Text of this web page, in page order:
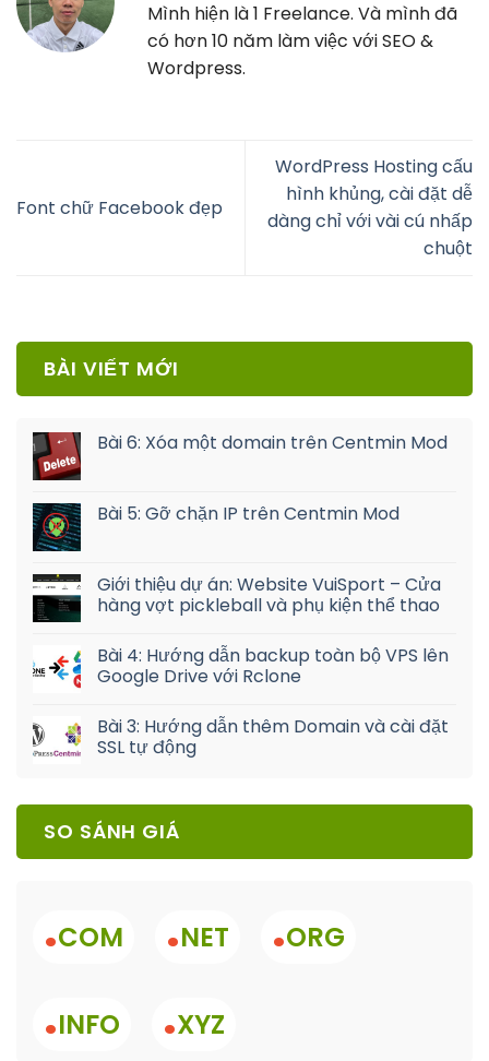
Mình hiện là 1 Freelance. Và mình đã
có hơn 10 năm làm việc với SEO &
Wordpress.
Font chữ Facebook đẹp
WordPress Hosting cấu
hình khủng, cài đặt dễ
dàng chỉ với vài cú nhấp
chuột
BÀI VIẾT MỚI
Bài 6: Xóa một domain trên Centmin Mod
Bài 5: Gỡ chặn IP trên Centmin Mod
Giới thiệu dự án: Website VuiSport – Cửa
hàng vợt pickleball và phụ kiện thể thao
Bài 4: Hướng dẫn backup toàn bộ VPS lên
Google Drive với Rclone
Bài 3: Hướng dẫn thêm Domain và cài đặt
SSL tự động
SO SÁNH GIÁ
.COM .NET .ORG
.INFO .XYZ